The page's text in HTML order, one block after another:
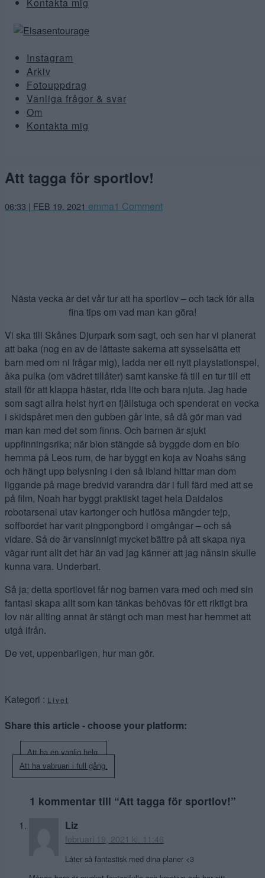
Kontakta mig
Instagram
Arkiv
Fotouppdrag
Vanliga frågor & svar
Om
Kontakta mig
Att tagga för sportlov!
06:33 | FEB 19. 2021 februari
emma1 Comment
Nästa vecka är det vår tur att ha sportlov – och tack för alla
fina tips om vad man kan göra!
Vi ska till Skånes Djurpark som sagt, och sen har vi planerat
att baka (nog en av de lättaste sakerna att sysselsätta ett
barn med om ni frågar mig), ladda ner ett nytt playstationspel,
åka pulka (om vädret tillåter) samt kanske få till en tur till ett
stall för att klappa hästar, rida lite och bara njuta. Jag hade
som sagt allra helst hyrt en fjällstuga och spenderat en vecka
i skidspåret men den gubben går inte, så då gör man vad
man kan med det som finns. Och barnen är sjukt
uppfinningsrika; när bion stängde så byggde dom en bio
hemma på Leos rum, de har byggt en koja av Noahs säng
och hängt upp belysning i den så ibland hittar man dom
liggande på mage bredvid varandra där i full färd med att se
på film, Noah har byggt praktiskt taget hela Daidalos
robotarsenal utav kartonger och hutlösa mängder tejp,
soffbordet har varit pingpongbord i omgångar – och så
vidare. Så de är vansinnigt mycket bättre på att skapa nya
vägar runt allt det här än vad jag känner att jag nånsin skulle
kunna vara. Underbart.
Så ja; detta sportlovet får nog barnen vara med och med sin
fantasi skapa allt som kan tänkas behövas för ett riktigt bra
lov när allting annat är stängt och man mest har hemmet att
utgå ifrån.
De vet, uppenbarligen, hur man gör.
Kategori : Livet
Share this article - choose your platform:
Inläggsnavigering
Att ha en vanlig helg.
Att ha vabruari i full gång.
1 kommentar till “Att tagga för sportlov!”
Liz
februari 19, 2021 kl. 11:46
Låter så fantastisk med dina planer <3